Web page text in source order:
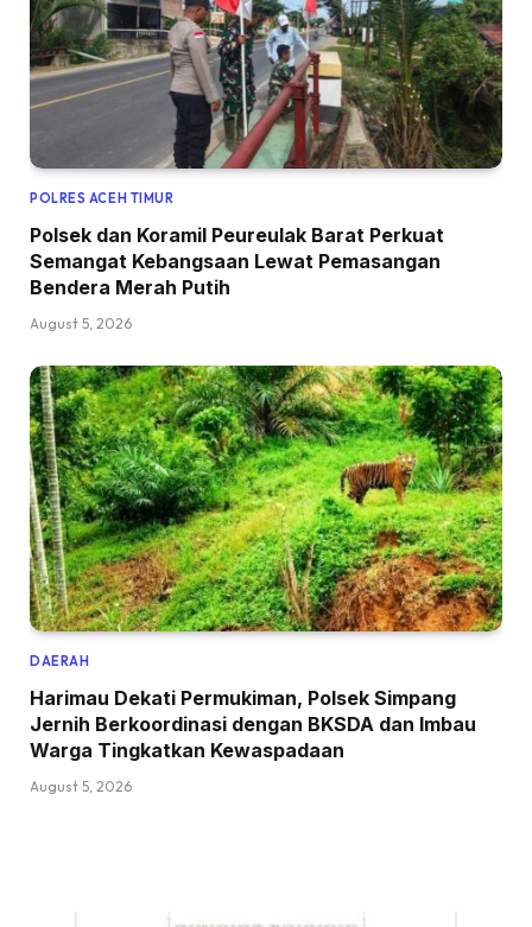
POLRES ACEH TIMUR
Polsek dan Koramil Peureulak Barat Perkuat
Semangat Kebangsaan Lewat Pemasangan
Bendera Merah Putih
August 5, 2026
DAERAH
Harimau Dekati Permukiman, Polsek Simpang
Jernih Berkoordinasi dengan BKSDA dan Imbau
Warga Tingkatkan Kewaspadaan
August 5, 2026